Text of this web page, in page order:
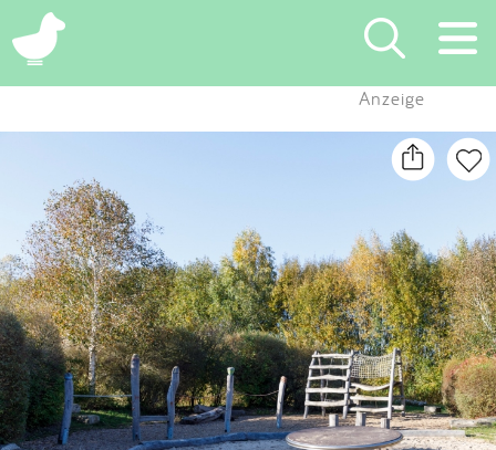
×
Suchen
App
Blog
Partner
Kontakt
Anzeige